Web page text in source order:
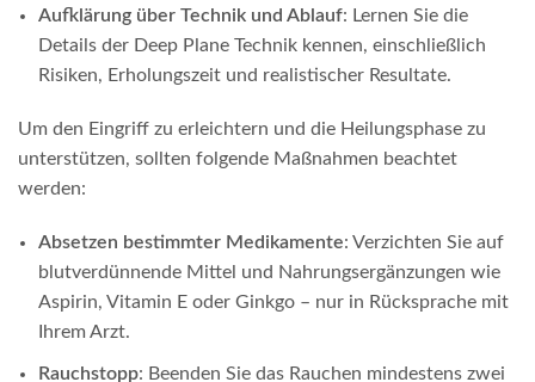
Aufklärung über Technik und Ablauf: Lernen Sie die
Details der Deep Plane Technik kennen, einschließlich
Risiken, Erholungszeit und realistischer Resultate.
Um den Eingriff zu erleichtern und die Heilungsphase zu
unterstützen, sollten folgende Maßnahmen beachtet
werden:
Absetzen bestimmter Medikamente: Verzichten Sie auf
blutverdünnende Mittel und Nahrungsergänzungen wie
Aspirin, Vitamin E oder Ginkgo – nur in Rücksprache mit
Ihrem Arzt.
Rauchstopp: Beenden Sie das Rauchen mindestens zwei